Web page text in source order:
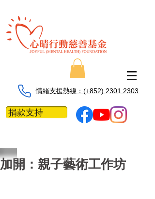
情緒支援熱線：​​(+852) 2301 2303
捐款支持
加開：親子藝術工作坊